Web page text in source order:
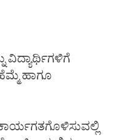
ವಿದ್ಯಾರ್ಥಿಗಳಿಗೆ
ಹಾಗೂ
ಕಾರ್ಯಗತಗೊಳಿಸುವಲ್ಲಿ